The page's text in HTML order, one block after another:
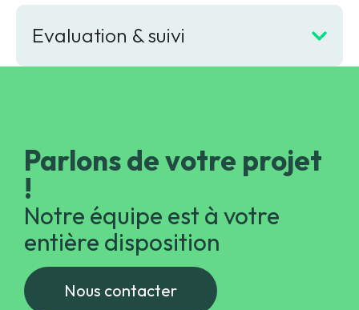
Evaluation & suivi
Parlons de votre projet
!
Notre équipe est à votre
entière disposition
Nous contacter